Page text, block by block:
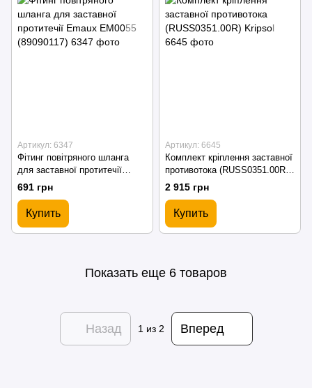
Артикул: 6347
Фітинг повітряного шланга
для заставної протитечії
Emaux EM0055 (89090117)
691 грн
Купить
Артикул: 6645
Комплект кріплення заставної
противотока (RUSS0351.00R)
Kripsol
2 915 грн
Купить
Показать еще 6 товаров
Назад 1из 2 Вперед